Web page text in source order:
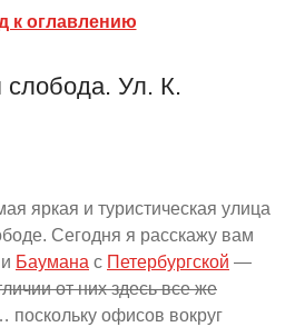
к оглавлению
слобода. Ул. К.
яркая и туристическая улица
Сегодня я расскажу вам
Баумана с Петербургской —
от них здесь все же
поскольку офисов вокруг